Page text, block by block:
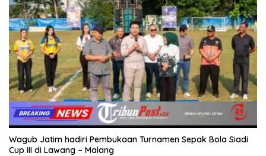
Wagub Jatim hadiri Pembukaan Turnamen Sepak Bola Siadi
Cup III di Lawang – Malang